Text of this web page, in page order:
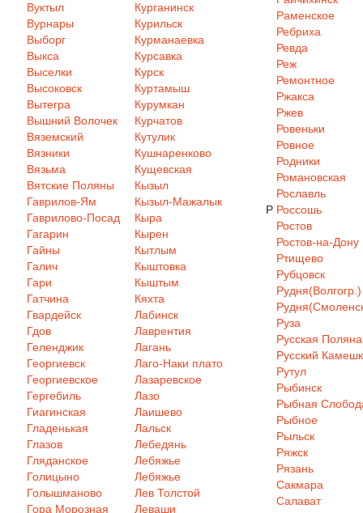
Вуктыл
Вурнары
Выборг
Выкса
Выселки
Высоковск
Вытегра
Вышний Волочек
Вяземский
Вязники
Вязьма
Вятские Поляны
Гаврилов-Ям
Гаврилово-Посад
Гагарин
Гайны
Галич
Гари
Гатчина
Гвардейск
Гдов
Геленджик
Георгиевск
Георгиевское
Гергебиль
Гиагинская
Гладенькая
Глазов
Гляданское
Голицыно
Голышманово
Гора Морозная
Курганинск
Курильск
Курманаевка
Курсавка
Курск
Куртамыш
Курумкан
Курчатов
Кутулик
Кушнаренково
Кущевская
Кызыл
Кызыл-Мажалык
Кыра
Кырен
Кытлым
Кыштовка
Кыштым
Кяхта
Лабинск
Лаврентия
Лагань
Лаго-Наки плато
Лазаревское
Лазо
Лаишево
Лальск
Лебедянь
Лебяжье
Лебяжье
Лев Толстой
Леваши
Р
Раменское
Ребриха
Ревда
Реж
Ремонтное
Ржакса
Ржев
Ровеньки
Ровное
Родники
Романовская
Рославль
Россошь
Ростов
Ростов-на-Дону
Ртищево
Рубцовск
Рудня(Волгогр.)
Руза
Русская Поляна
Русский
Рутул
Рыбинск
Рыбная
Рыбное
Рыльск
Ряжск
Рязань
Сакмара
Салават